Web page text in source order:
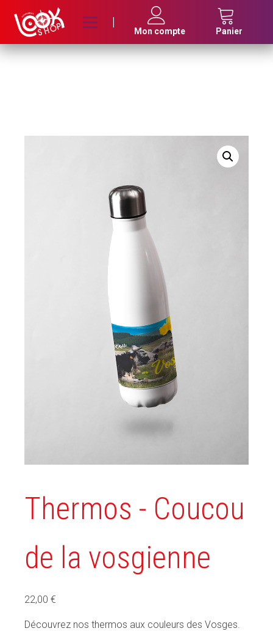
|
Mon compte Panier
Thermos - Coucou
de la vosgienne
22,00 €
Découvrez nos thermos aux couleurs des Vosges.